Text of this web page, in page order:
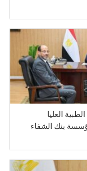
العليا
بنك الشفاء